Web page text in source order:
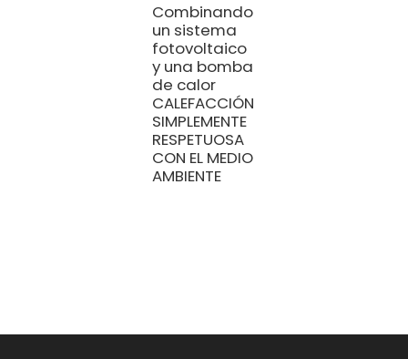
Combinando
un sistema
fotovoltaico
y una bomba
de calor
CALEFACCIÓN
SIMPLEMENTE
RESPETUOSA
CON EL MEDIO
AMBIENTE